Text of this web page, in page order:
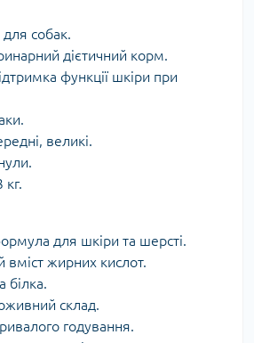
собак.
дієтичний корм.
функції шкіри при
великі.
кг.
для шкіри та шерсті.
вміст жирних кислот.
білка.
склад.
годування.